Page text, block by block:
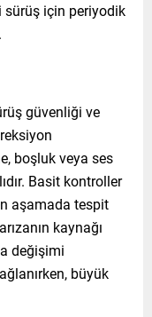
sürüş için periyodik
güvenliği ve
boşluk veya ses
Basit kontroller
aşamada tespit
kaynağı
değişimi
büyük